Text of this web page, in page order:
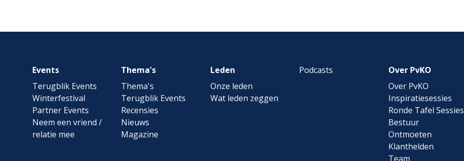
Footer
navigation
Events
Terugblik Events
Winterfestival
Partner Events
Neem een vriend /
relatie mee
Thema's
Thema's
Terugblik Events
Recensies
Nieuws
Magazine
Leden
Onze leden
Wat leden zeggen
Podcasts
Over PvKO
Over PvKO
Inspiratiesessies
Ronde Tafel Sessies
Bestuur
Ontmoeten
Klanthelden
Team